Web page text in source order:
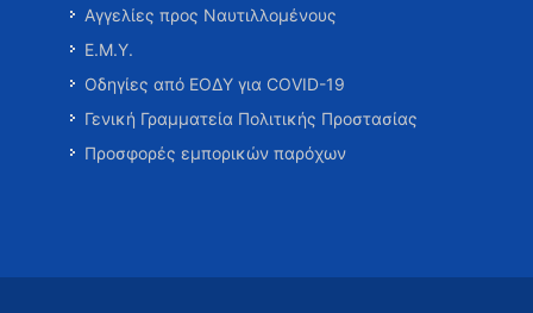
Αγγελίες προς Ναυτιλλομένους
Ε.Μ.Υ.
Οδηγίες από ΕΟΔΥ για COVID-19
Γενική Γραμματεία Πολιτικής Προστασίας
Προσφορές εμπορικών παρόχων